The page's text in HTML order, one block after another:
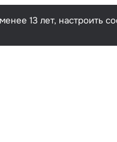
13 лет, настроить